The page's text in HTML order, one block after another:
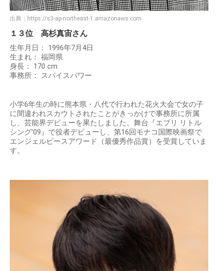
出典： https://s3-ap-northeast-1.amazonaws.com
１３位 高杉真宙さん
生年月日： 1996年7月4日
生まれ： 福岡県
身長： 170 cm
事務所： スパイスパワー
小学6年生の時に熊本県・八代で行われた花火大会で女の子
に間違われスカウトされたことがきっかけで事務所に所属
し、芸能界デビューを果たしました。舞台『エブリ リトル
シング’09』で役者デビューし、第16回モナコ国際映画祭で
エンジェルピースアワード（最優秀作品賞）を受賞していま
す。